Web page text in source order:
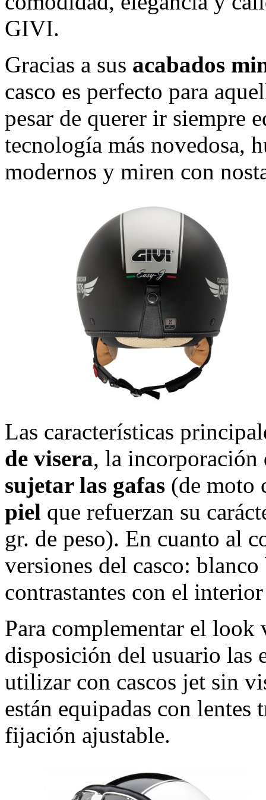
GIVI.
Gracias a sus acabados
casco es perfecto para
pesar de querer ir siempre
tecnología más novedosa,
modernos y miren con
Las características
de visera, la incorporación
sujetar las gafas (de moto
piel que refuerzan su
gr. de peso). En cuanto al
versiones del casco:
contrastantes con el
Para complementar el
disposición del usuario las
utilizar con cascos jet sin
están equipadas con lentes
fijación ajustable.